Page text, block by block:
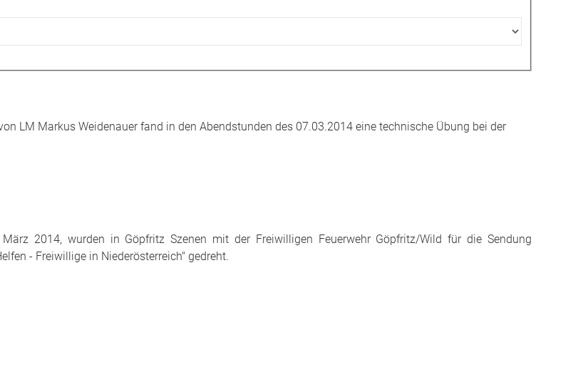
LM Markus Weidenauer fand in den Abendstunden des 07.03.2014 eine technische Übung bei der
2014, wurden in Göpfritz Szenen mit der Freiwilligen Feuerwehr Göpfritz/Wild für die Sendung
- Freiwillige in Niederösterreich" gedreht.